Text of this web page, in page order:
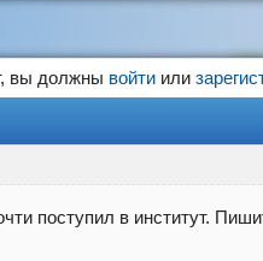
вы должны войтиили
поступил в институт.